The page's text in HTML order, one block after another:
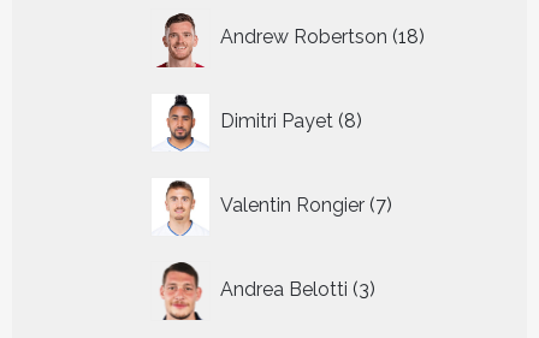
Andrew Robertson 18
producten
Dimitri Payet 8
producten
Valentin Rongier 7
producten
Andrea Belotti 3
producten